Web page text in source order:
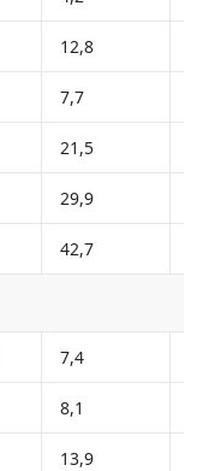
12,8
7,7
21,5
29,9
42,7
7,4
8,1
13,9